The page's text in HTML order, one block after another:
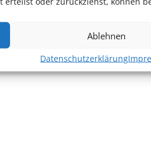
Ablehnen
Datenschutzerklärung